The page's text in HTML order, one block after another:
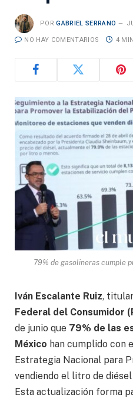
POR GABRIEL SERRANO
NO HAY COMENTARIOS 4
79% de gasolineras cumple
Iván Escalante Ruiz,
Federal del Consumidor
de junio que 79% de las
México han cumplido con
Estrategia Nacional para
vendiendo el litro de
Esta actualización forma